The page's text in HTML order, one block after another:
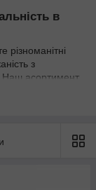
в
різноманітні
з
Наш асортимент
для ЗСУ,